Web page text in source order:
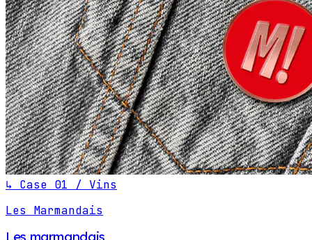
↳ Case 01 / Vins
Les Marmandais
Les marmandais